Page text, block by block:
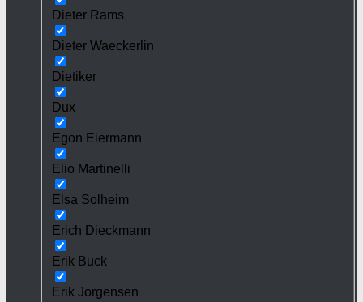
Dieter Rams
Dieter Waeckerlin
Dietiker
Dux
Egon Eiermann
Elio Martinelli
Elsa Solheim
Erich Dieckmann
Erik Buck
Erik Jorgensen